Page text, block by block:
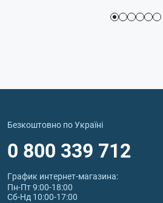
Безкоштовно по Україні
0 800 339 712
График интернет‑магазина:
Пн-Пт 9:00-18:00
Сб-Нд 10:00-17:00